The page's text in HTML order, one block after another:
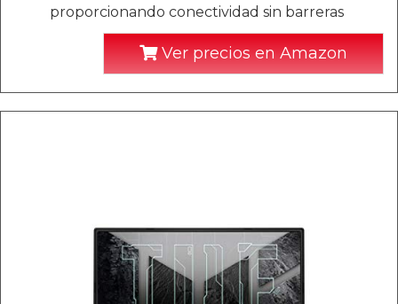
proporcionando conectividad sin barreras
Ver precios en Amazon